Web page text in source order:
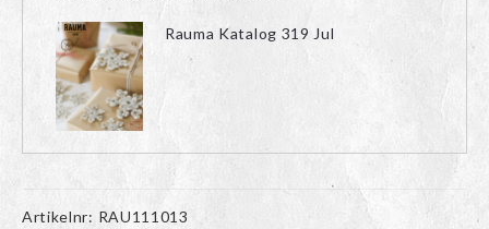
Rauma Katalog 319 Jul
Artikelnr: RAU111013